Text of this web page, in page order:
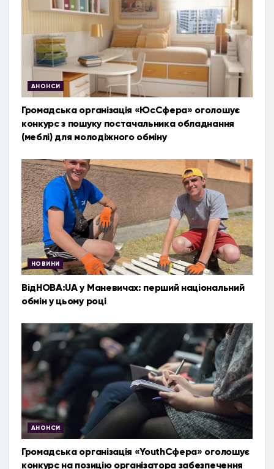
АНОНСИ
Громадська організація «ЮсСфера» оголошує
конкурс з пошуку постачальника обладнання
(меблі) для молодіжного обміну
НОВИНИ
ВідНОВА:UA у Маневичах: перший національний
обмін у цьому році
АНОНСИ
Громадська організація «YouthСфера» оголошує
конкурс на позицію організатора забезпечення